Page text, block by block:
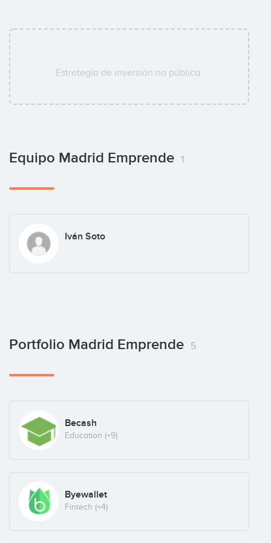
Estretegía de inversión no pública.
Equipo Madrid Emprende 1
Iván Soto
Portfolio Madrid Emprende 5
Becash
Education (+9)
Byewallet
Fintech (+4)